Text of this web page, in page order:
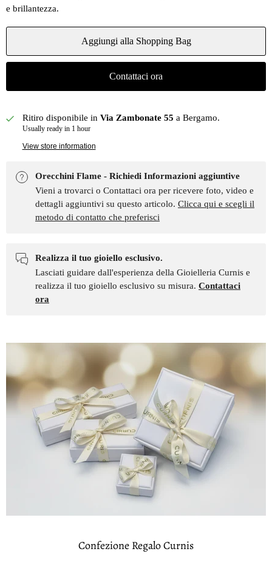
e brillantezza.
Aggiungi alla Shopping Bag
Contattaci ora
Ritiro disponibile in Via Zambonate 55 a Bergamo.
Usually ready in 1 hour
View store information
Orecchini Flame - Richiedi Informazioni aggiuntive
Vieni a trovarci o Contattaci ora per ricevere foto, video e
dettagli aggiuntivi su questo articolo. Clicca qui e scegli il
metodo di contatto che preferisci
Realizza il tuo gioiello esclusivo.
Lasciati guidare dall'esperienza della Gioielleria Curnis e
realizza il tuo gioiello esclusivo su misura. Contattaci
ora
Confezione Regalo Curnis